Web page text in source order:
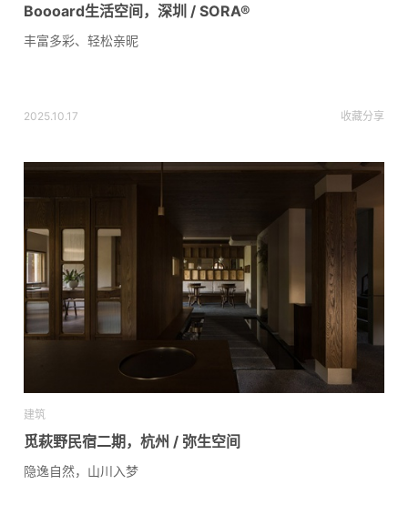
Boooard生活空间，深圳 / SORA®
丰富多彩、轻松亲昵
2025.10.17 收藏分享
建筑
觅萩野民宿二期，杭州 / 弥生空间
隐逸自然，山川入梦